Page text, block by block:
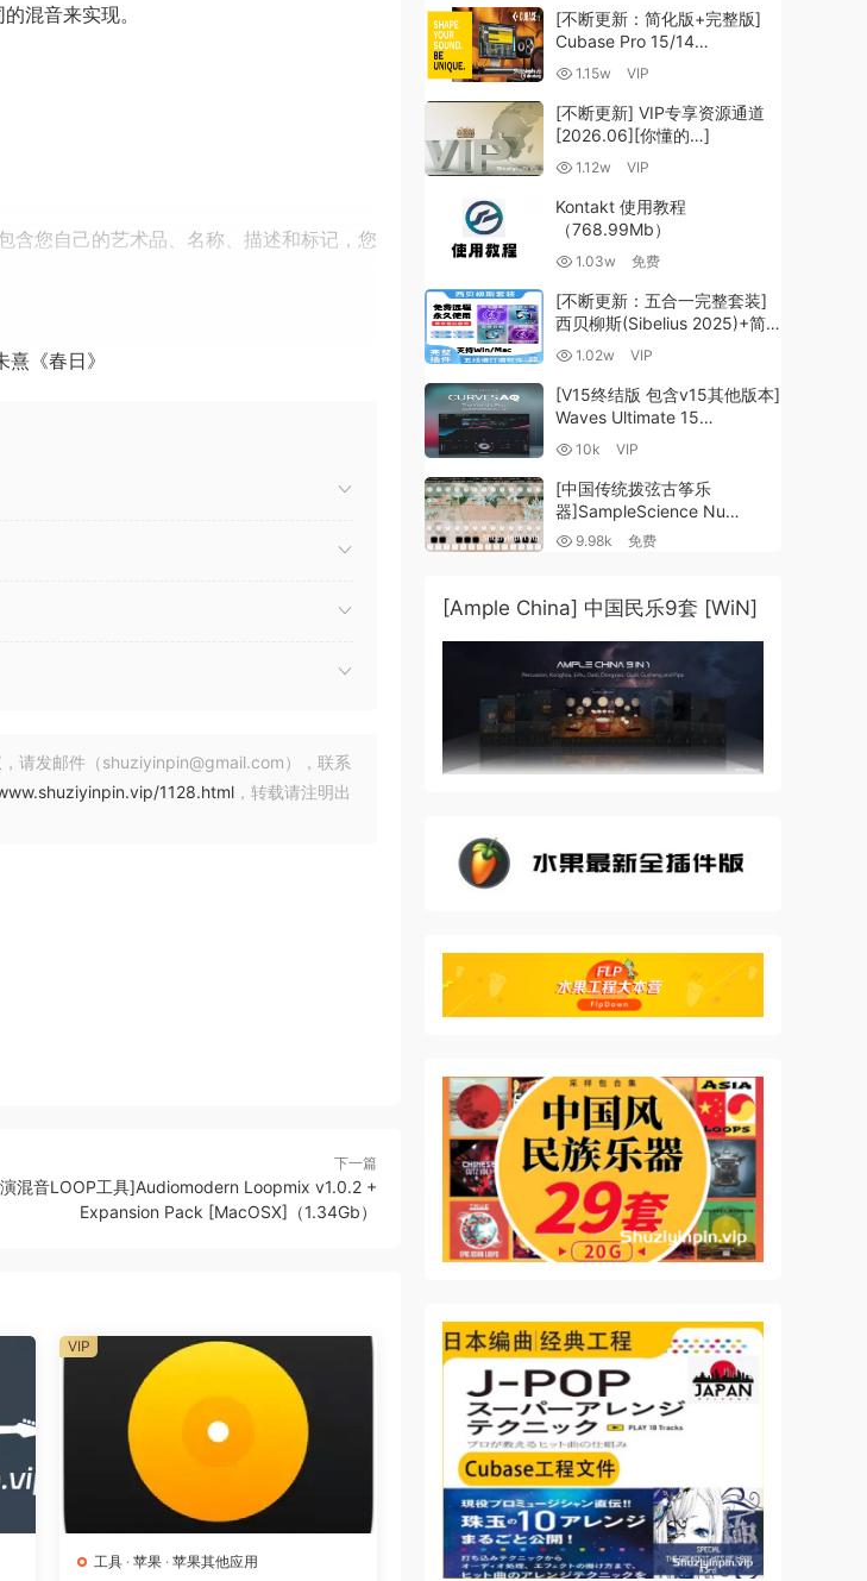
混音来实现。
您自己的艺术品、名称、描述和标记，您
一样。
remix and rearrange your audio loops!
pitch, reverse and remix loops in a
Temporary Randomization and
ecosystem
export is exactly as you designed it.
1-Click Export & Import. It’s really
《春日》
请发邮件（shuziyinpin@gmail.com），联系
1128.html ，转载请注明出
下一篇
混音LOOP工具]Audiomodern Loopmix v1.0.2 +
Expansion Pack [MacOSX]（1.34Gb）
工具 ·苹果 ·苹果其他应用
VIP
[不断更新：简化版+完整版]
Cubase Pro 15/14
VR/R2R/U2B+原厂音源+插件
MacOSX]（704.0MB+）
1.15w VIP
[不断更新] VIP专享资源通道
[2026.06][你懂的…]
1.12w VIP
Kontakt 使用教程
（768.99Mb）
1.03w 免费
[不断更新：五合一完整套装]
西贝柳斯(Sibelius 2025)+简
谱插件V8+图片识别+音频识别
MacOSX]（80.48GB+）
1.02w VIP
[V15终结版 包含v15其他版本]
Waves Ultimate 15
v25.05.27+一键安装版+安装
MacOSX]
（4.1GB+10.2GB+9.6GB）
10k VIP
[中国传统拨弦古筝乐
器]SampleScience Nu
Guzheng v2.0 x64 VST
9.98k 免费
[Ample China] 中国民乐9套 [WiN]